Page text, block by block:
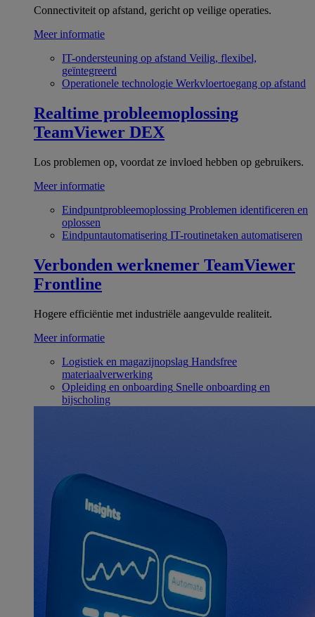
Connectiviteit op afstand, gericht op veilige operaties.
Meer informatie
IT-ondersteuning op afstand Veilig, flexibel,
geïntegreerd
Operationele technologie Werkvloertoegang op afstand
Realtime probleemoplossing
TeamViewer DEX
Los problemen op, voordat ze invloed hebben op gebruikers.
Meer informatie
Eindpuntprobleemoplossing Problemen identificeren en
oplossen
Eindpuntautomatisering IT-routinetaken automatiseren
Verbonden werknemer TeamViewer
Frontline
Hogere efficiëntie met industriële aangevulde realiteit.
Meer informatie
Logistiek en magazijnopslag Handsfree
materiaalverwerking
Opleiding en onboarding Snelle onboarding en
bijscholing